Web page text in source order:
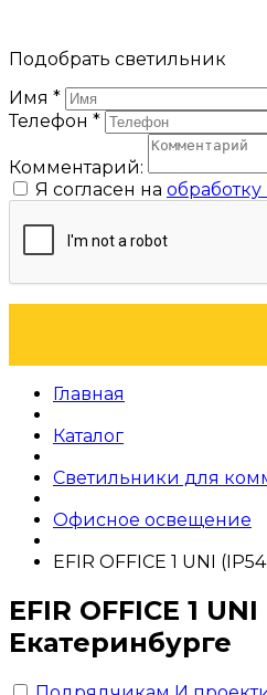
Подобрать светильник
Имя *
Телефон *
Комментарий:
Я согласен на
Главная
Каталог
Светильники для
Офисное освещение
EFIR OFFICE 1 UNI
EFIR OFFICE 1
Екатеринбурге